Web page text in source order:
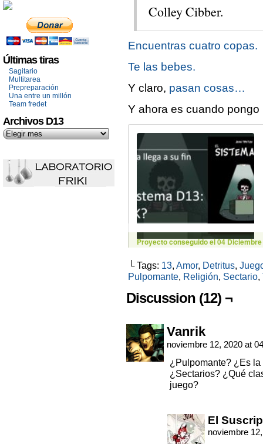
Últimas tiras
Sagitario
Multitarea
Prepreparación
Una entre un millón
Team fredet
Archivos D13
Colley Cibber.
Encuentras cuatro copas.
Te las bebes.
Y claro, pasan cosas…
Y ahora es cuando pongo
└ Tags: 13, Amor, Detritus,
Pulpomante, Religión, Sectario,
Discussion (12) ¬
Vanrik
noviembre 12, 2020 at
¿Pulpomante? ¿Es
¿Sectarios? ¿Qué
juego?
El
noviembre